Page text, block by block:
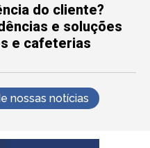
do cliente?
e soluções
e cafeterias
nossas notícias